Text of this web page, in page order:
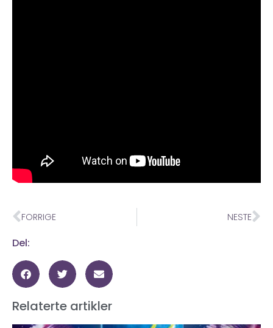
FORRIGE NESTE
Del:
Relaterte artikler